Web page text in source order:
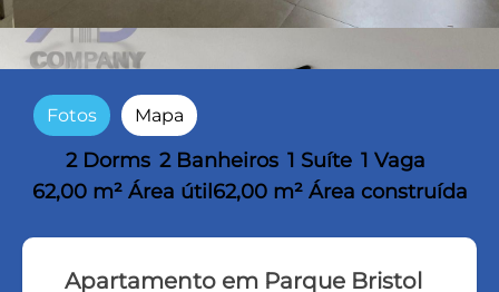
Fotos Mapa
2 Dorms 2 Banheiros 1 Suíte 1 Vaga
62,00 m² Área útil62,00 m² Área construída
Apartamento em Parque Bristol